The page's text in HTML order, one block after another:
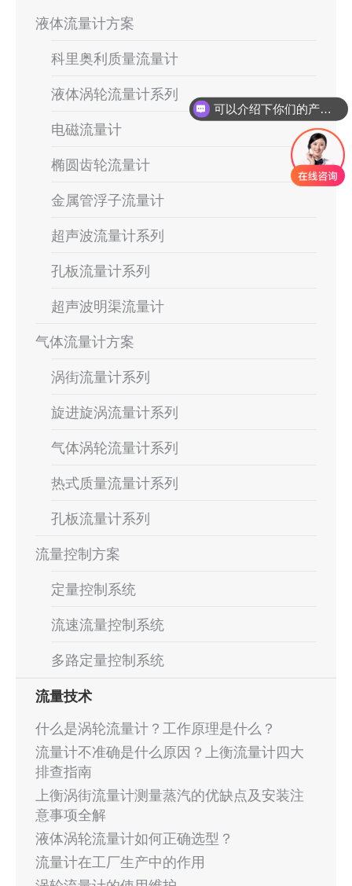
液体流量计方案
科里奥利质量流量计
液体涡轮流量计系列
电磁流量计
椭圆齿轮流量计
金属管浮子流量计
超声波流量计系列
孔板流量计系列
超声波明渠流量计
气体流量计方案
涡街流量计系列
旋进旋涡流量计系列
气体涡轮流量计系列
热式质量流量计系列
孔板流量计系列
流量控制方案
定量控制系统
流速流量控制系统
多路定量控制系统
流量技术
什么是涡轮流量计？工作原理是什么？
流量计不准确是什么原因？上衡流量计四大
排查指南
上衡涡街流量计测量蒸汽的优缺点及安装注
意事项全解
液体涡轮流量计如何正确选型？
流量计在工厂生产中的作用
可以介绍下你们的产品么